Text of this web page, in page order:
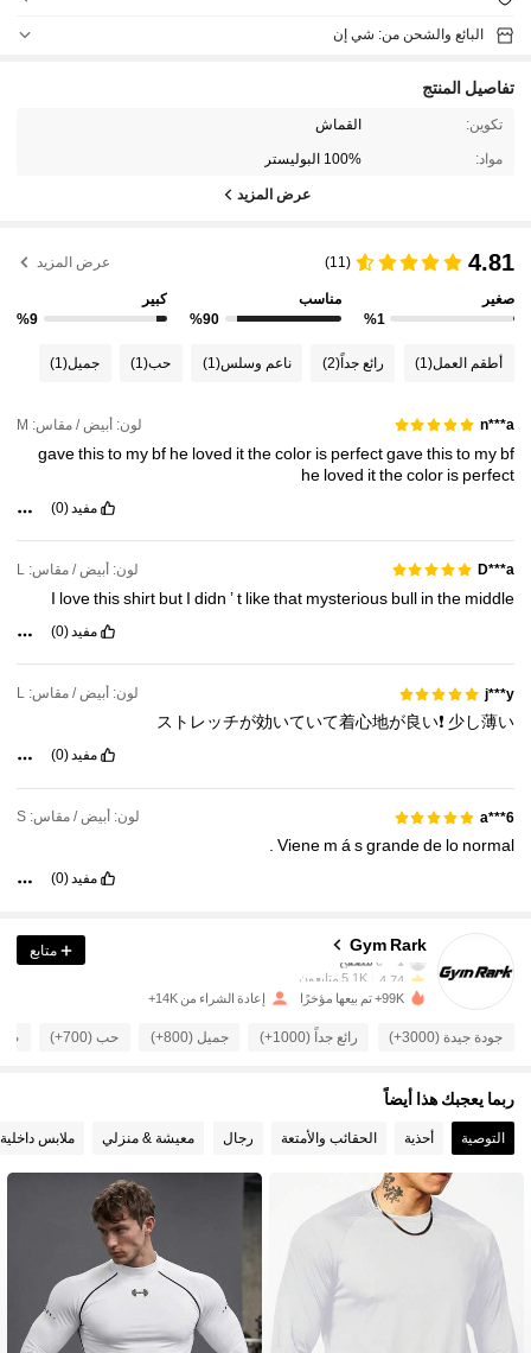
البائع والشحن من: شي إن
تفاصيل المنتج
تكوين: القماش
مواد: 100% البوليستر
عرض المزيد
4.81
(11) عرض المزيد
صغير
%1
مناسب
%90
كبير
%9
أطقم العمل(1) رائع جداً(2) ناعم وسلس(1) حب(1) جميل(1)
n***a لون: أبيض / مقاس: M
gavethisto my bf he loved itthecolor is perfectgavethisto my bf
he loved itthecolor is perfect
مفيد(0)
D***a لون: أبيض / مقاس: L
I lovethisshirt but I didn ’t likethat mysterious bull in the middle
مفيد(0)
j***y لون: أبيض / مقاس: L
ストレッチが効いていて着心地が良い❗ 少し薄い
مفيد(0)
a***6 لون: أبيض / مقاس: S
Viene m ásgrandede lo normal
.
مفيد(0)
Gym Rark
e***1تتصفح
4.74
5.1K متابعون
5.1K متابعون
4.74 5.1K متابعون
5.1K متابعون
متابع
99K+ تم بيعها مؤخرًا إعادة الشراء من 14K+
جودة جيدة (3000+) رائع جداً (1000+) جميل (800+) حب (700+)
ربما يعجبك هذا أيضاً
التوصية أحذية الحقائب والأمتعة رجال معيشة & منزلي ملابس